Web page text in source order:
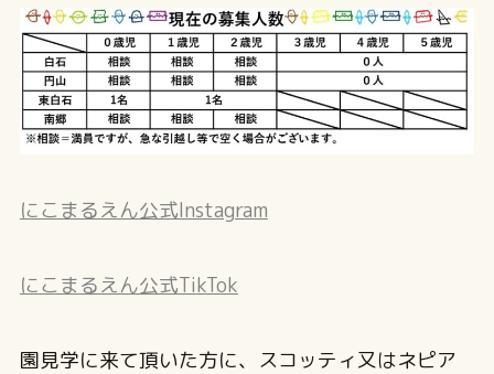
にこまるえん公式Instagram
にこまるえん公式TikTok
園見学に来て頂いた方に、スコッティ又はネピア